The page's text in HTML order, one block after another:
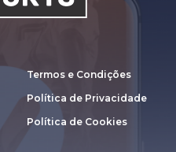
Termos e Condições
Política de Privacidade
Política de Cookies